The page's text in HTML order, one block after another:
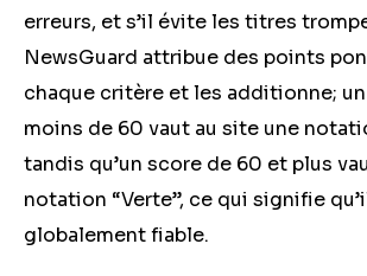
erreurs, et s’il évite les titres
NewsGuard attribue des points
chaque critère et les additionne;
moins de 60 vaut au site une
tandis qu’un score de 60 et plus
notation “Verte”, ce qui signifie
globalement fiable.